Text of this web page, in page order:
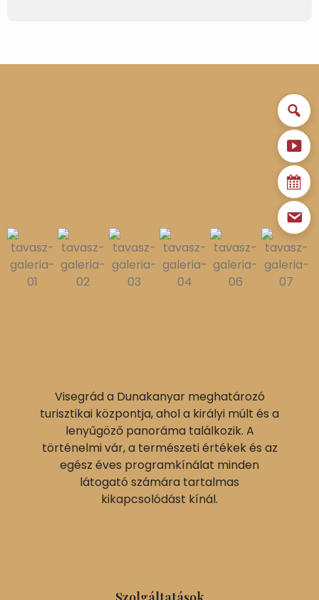
Visegrád a Dunakanyar meghatározó
turisztikai központja, ahol a királyi múlt és a
lenyűgöző panoráma találkozik. A
történelmi vár, a természeti értékek és az
egész éves programkínálat minden
látogató számára tartalmas
kikapcsolódást kínál.